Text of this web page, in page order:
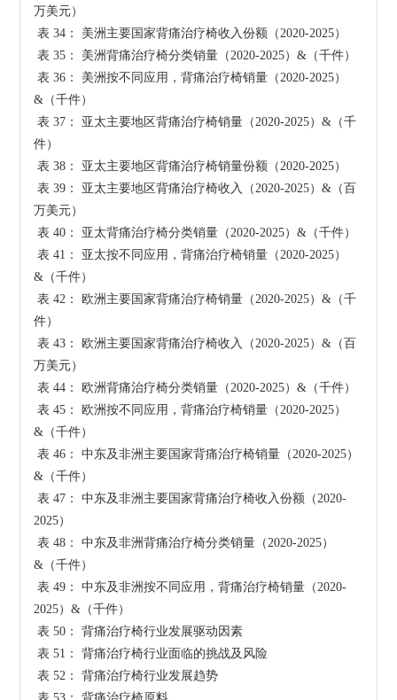
万美元）
表 34： 美洲主要国家背痛治疗椅收入份额（2020-2025）
表 35： 美洲背痛治疗椅分类销量（2020-2025）&（千件）
表 36： 美洲按不同应用，背痛治疗椅销量（2020-2025）
&（千件）
表 37： 亚太主要地区背痛治疗椅销量（2020-2025）&（千
件）
表 38： 亚太主要地区背痛治疗椅销量份额（2020-2025）
表 39： 亚太主要地区背痛治疗椅收入（2020-2025）&（百
万美元）
表 40： 亚太背痛治疗椅分类销量（2020-2025）&（千件）
表 41： 亚太按不同应用，背痛治疗椅销量（2020-2025）
&（千件）
表 42： 欧洲主要国家背痛治疗椅销量（2020-2025）&（千
件）
表 43： 欧洲主要国家背痛治疗椅收入（2020-2025）&（百
万美元）
表 44： 欧洲背痛治疗椅分类销量（2020-2025）&（千件）
表 45： 欧洲按不同应用，背痛治疗椅销量（2020-2025）
&（千件）
表 46： 中东及非洲主要国家背痛治疗椅销量（2020-2025）
&（千件）
表 47： 中东及非洲主要国家背痛治疗椅收入份额（2020-
2025）
表 48： 中东及非洲背痛治疗椅分类销量（2020-2025）
&（千件）
表 49： 中东及非洲按不同应用，背痛治疗椅销量（2020-
2025）&（千件）
表 50： 背痛治疗椅行业发展驱动因素
表 51： 背痛治疗椅行业面临的挑战及风险
表 52： 背痛治疗椅行业发展趋势